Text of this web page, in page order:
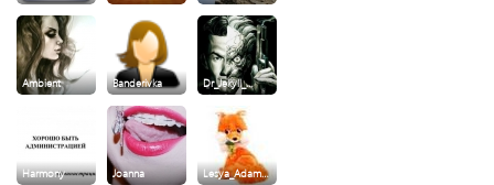
Ambient Banderivka Dr_Jekyll_…
Harmony Joanna Lesya_Adam…